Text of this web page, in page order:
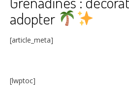
adopter
[article_meta]
[lwptoc]